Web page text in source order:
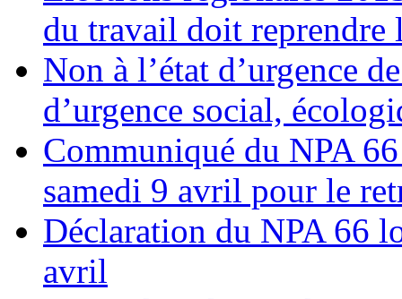
du travail doit reprendre
Non à l’état d’urgence
d’urgence social,
Communiqué du NPA
samedi 9 avril pour le
Déclaration du NPA 66
avril